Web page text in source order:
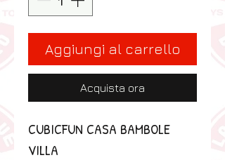
Aggiungi al carrello
Acquista ora
CUBICFUN CASA BAMBOLE
VILLA